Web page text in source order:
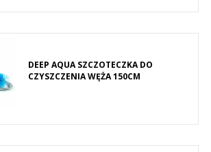
DEEP AQUA SZCZOTECZKA DO
CZYSZCZENIA WĘŻA 150CM